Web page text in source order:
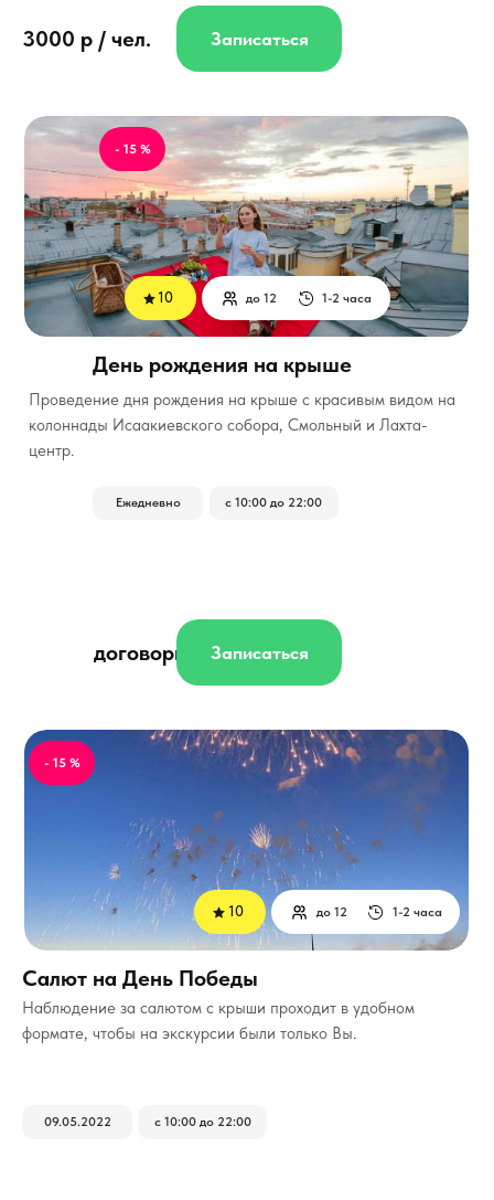
3000 р / чел. Записаться
Проведение дня рождения на крыше с красивым видом на
колоннады Исаакиевского собора, Смольный и Лахта-
центр.
договорная
1-2 часа
до 12
Ежедневно с 10:00 до 22:00
- 15 %
Записаться
День рождения на крыше
10
Наблюдение за салютом с крыши проходит в удобном
формате, чтобы на экскурсии были только Вы.
1-2 часа
до 12
09.05.2022 с 10:00 до 22:00
- 15 %
Салют на День Победы
10